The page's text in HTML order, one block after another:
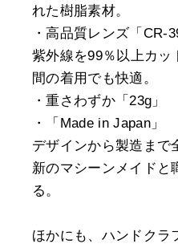
れた樹脂素材。
・高品質レンズ「CR-
紫外線を99％以上カッ
間の着用でも快適。
・重さわずか「23g」
・「Made in Japan」
デザインから製造まで
新のマシーンメイドと
る。
ほかにも、ハンドクラ